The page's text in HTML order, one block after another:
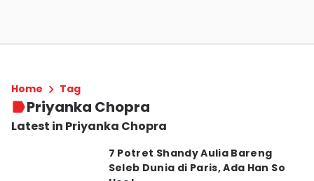
Home Tag
Priyanka Chopra
Latest in Priyanka Chopra
7 Potret Shandy Aulia Bareng
Seleb Dunia di Paris, Ada Han So